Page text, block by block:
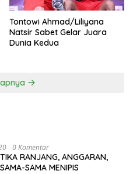
Tontowi Ahmad/Liliyana
Natsir Sabet Gelar Juara
Dunia Kedua
0 Komentar
RANJANG, ANGGARAN,
SAMA MENIPIS